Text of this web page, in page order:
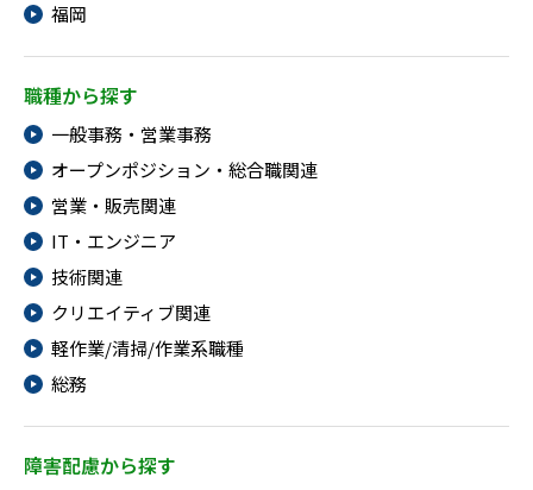
福岡
職種から探す
一般事務・営業事務
オープンポジション・総合職関連
営業・販売関連
IT・エンジニア
技術関連
クリエイティブ関連
軽作業/清掃/作業系職種
総務
障害配慮から探す